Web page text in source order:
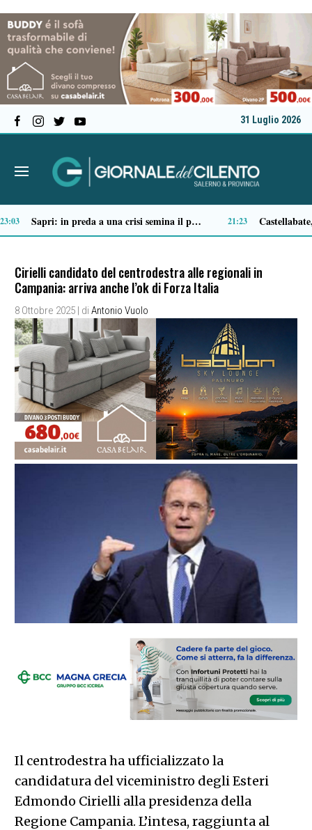
31 Luglio 2026
14:51 14:49
Cirielli candidato del centrodestra alle regionali in
Campania: arriva anche l’ok di Forza Italia
8 Ottobre 2025 | di Antonio Vuolo
Il centrodestra ha ufficializzato la
candidatura del viceministro degli Esteri
Edmondo Cirielli alla presidenza della
Regione Campania. L’intesa, raggiunta al